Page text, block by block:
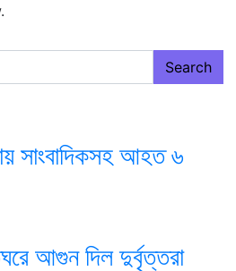
Search
সাংবাদিকসহ আহত ৬
আগুন দিল দুর্বৃত্তরা